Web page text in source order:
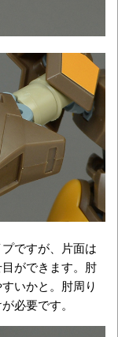
ですが、片面は
ができます。肘
いかと。肘周り
必要です。